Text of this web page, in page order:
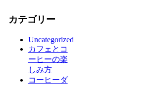
カテゴリー
Uncategorized
カフェとコ
ーヒーの楽
しみ方
コーヒーダ